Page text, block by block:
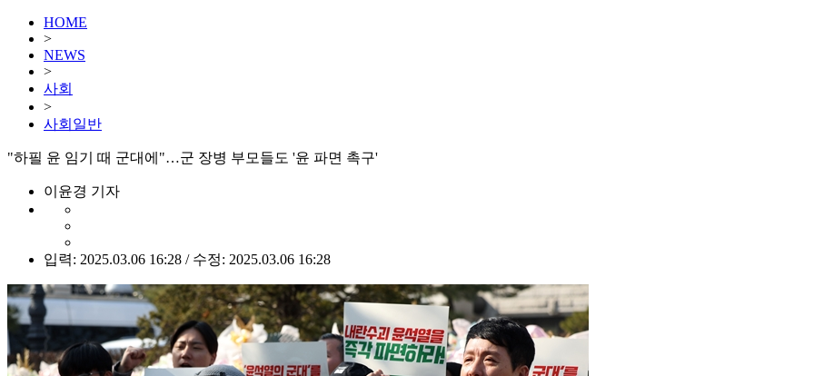
HOME
>
NEWS
>
사회
>
사회일반
"하필 윤 임기 때 군대에"…군 장병 부모들도 '윤 파면 촉구'
이윤경 기자
입력: 2025.03.06 16:28 / 수정: 2025.03.06 16:28